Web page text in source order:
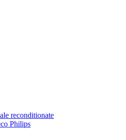
reconditionate
Philips